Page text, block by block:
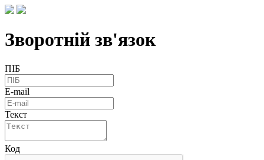
Зворотній зв'язок
ПІБ
E-mail
Текст
Код